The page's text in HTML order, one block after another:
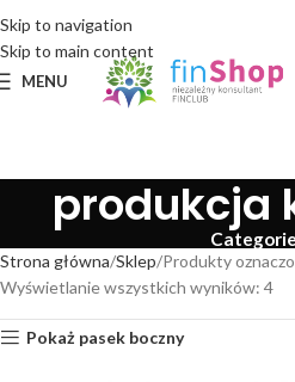
Skip to navigation
Skip to main content
MENU
produkcja
Strona główna Sklep Produkty
Wyświetlanie wszystkich wyników: 4
Pokaż pasek boczny